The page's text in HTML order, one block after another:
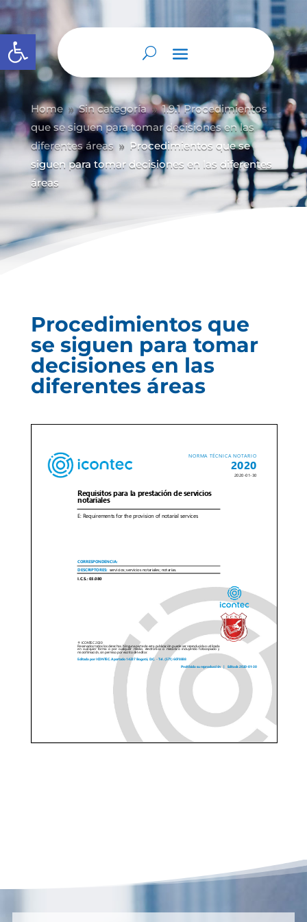
Abrir barra de herramientas
Home 9 Sin categoría 9 1.9.1 Procedimientos
que se siguen para tomar decisiones en las
diferentes áreas 9
Procedimientos que se
siguen para tomar decisiones en las diferentes
áreas
Procedimientos que
se siguen para tomar
decisiones en las
diferentes áreas